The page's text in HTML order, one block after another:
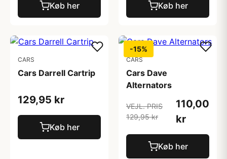
Køb her Køb her
CARS
Cars Darrell Cartrip
129,95 kr
Køb her
-15%
CARS
Cars Dave
Alternators
VEJL. PRIS
129,95 kr
110,00
kr
Køb her